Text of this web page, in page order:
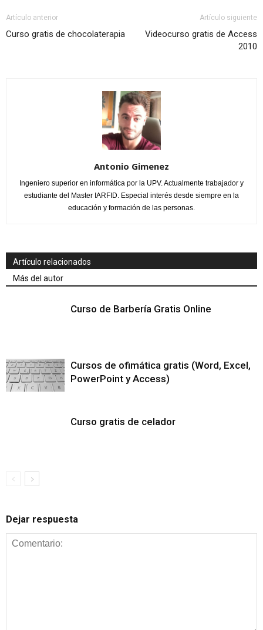
Artículo anterior
Curso gratis de chocolaterapia
Artículo siguiente
Videocurso gratis de Access
2010
Antonio Gimenez
Ingeniero superior en informática por la UPV. Actualmente trabajador y
estudiante del Master IARFID. Especial interés desde siempre en la
educación y formación de las personas.
Artículo relacionados
Más del autor
Curso de Barbería Gratis Online
Cursos de ofimática gratis (Word, Excel,
PowerPoint y Access)
Curso gratis de celador
Dejar respuesta